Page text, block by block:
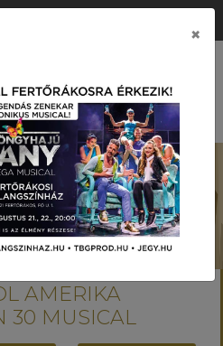
MENÜ
AMERIKA
30 MUSICAL
×